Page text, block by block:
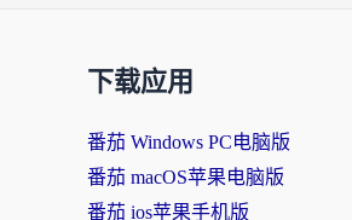
下载应用
番茄 Windows PC电脑版
番茄 macOS苹果电脑版
番茄 ios苹果手机版